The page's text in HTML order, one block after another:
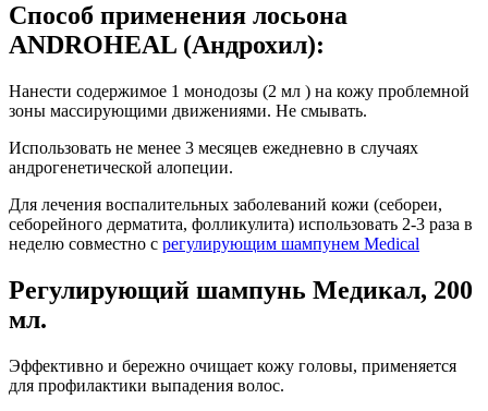
Способ применения лосьона
ANDROHEAL (Андрохил):
Нанести содержимое 1 монодозы (2 мл ) на кожу проблемной
зоны массирующими движениями. Не смывать.
Использовать не менее 3 месяцев ежедневно в случаях
андрогенетической алопеции.
Для лечения воспалительных заболеваний кожи (себореи,
себорейного дерматита, фолликулита) использовать 2-3 раза в
неделю совместно с регулирующим шампунем Medical
Регулирующий шампунь Медикал, 200
мл.
Эффективно и бережно очищает кожу головы, применяется
для профилактики выпадения волос.